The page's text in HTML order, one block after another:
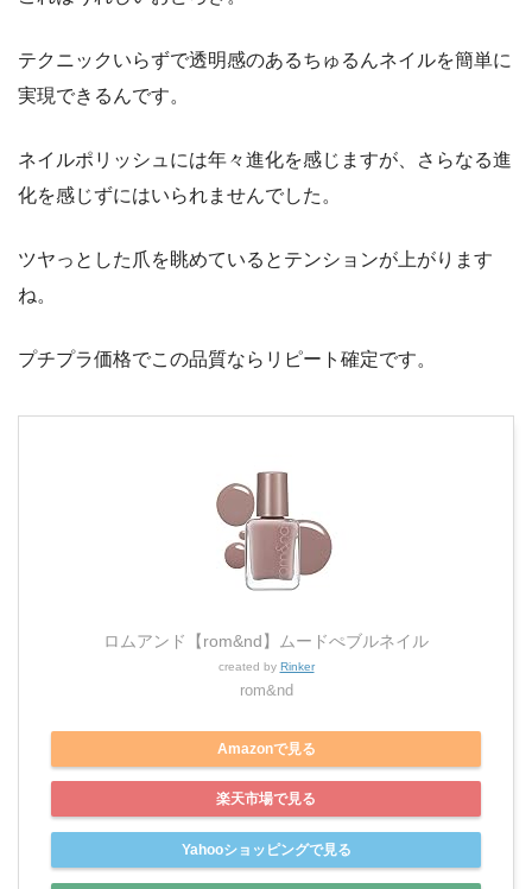
テクニックいらずで透明感のあるちゅるんネイルを簡単に
実現できるんです。
ネイルポリッシュには年々進化を感じますが、さらなる進
化を感じずにはいられませんでした。
ツヤっとした爪を眺めているとテンションが上がります
ね。
プチプラ価格でこの品質ならリピート確定です。
ロムアンド【rom&nd】ムードぺブルネイル
created by Rinker
rom&nd
Amazonで見る
楽天市場で見る
Yahooショッピングで見る